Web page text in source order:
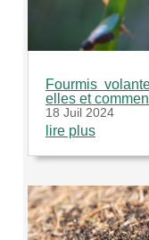
Fourmis
elles et
18 Juil 2024
lire plus